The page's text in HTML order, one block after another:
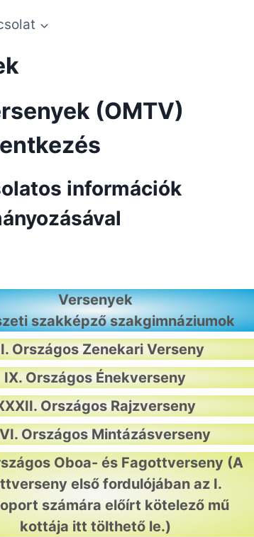
(OMTV)
információk
Versenyek
szakképző szakgimnáziumok
Országos Zenekari Verseny
IX. Országos Énekverseny
Országos Rajzverseny
Országos Mintázásverseny
Oboa- és Fagottverseny(A
első fordulójában az I.
számára előírt kötelező mű
kottája itt tölthető le.)